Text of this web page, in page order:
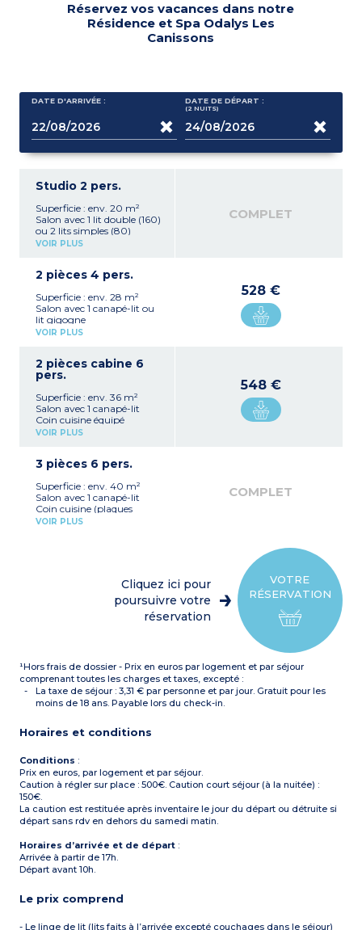
Réservez vos vacances dans notre
Résidence et Spa Odalys Les
Canissons
DATE D'ARRIVÉE : DATE DE DÉPART :
(2 NUITS)
Studio 2 pers.
Superficie : env. 20 m²
Salon avec 1 lit double (160)
ou 2 lits simples (80)
Coin cuisine
ondes combiné grill, bouilloire électrique,
capsules - pas de lave-
vaisselle)
Salle de bain avec douche
Balcon
avec un appartement 2
pièces 4 personnes
VOIR PLUS
COMPLET
2 pièces 4 pers.
Superficie : env. 28 m²
Salon avec 1 canapé-lit ou
lit gigogne
Coin cuisine équipé
combiné grill, bouilloire
électrique, grille-pain,
vaisselle)
Chambre avec 1 lit double
ou lit zippé (2x80)
Salle de bain avec douche
4 appartements
communiquent avec un
3 appartements PMR
VOIR PLUS
528 €
2 pièces cabine 6
pers.
Superficie : env. 36 m²
Salon avec 1 canapé-lit
Coin cuisine équipé
(plaques vitrocéramiques,
électrique, grille-pain,
vaisselle)
Chambre avec 1 lit double
(160) ou 2 lits simples
(2x80)
3 appartements PMR
VOIR PLUS
548 €
3 pièces 6 pers.
Superficie : env. 40 m²
Salon avec 1 canapé-lit
Coin cuisine (plaques
vitrocéramiques,
Chambre avec 1 lit double
Chambre avec 2 lits
WC
Balcon ou terrasse
VOIR PLUS
COMPLET
VOTRE
RÉSERVATION
Cliquez ici pour
poursuivre votre
réservation
¹Hors frais de dossier - Prix en euros par logement et par séjour
comprenant toutes les charges et taxes, excepté :
La taxe de séjour : 3,31 € par personne et par jour. Gratuit pour les
moins de 18 ans. Payable lors du check-in.
Horaires et conditions
Conditions :
Prix en euros, par logement et par séjour.
Caution à régler sur place : 500€. Caution court séjour (à la nuitée) :
150€.
La caution est restituée après inventaire le jour du départ ou détruite si
départ sans rdv en dehors du samedi matin.
Horaires d’arrivée et de départ :
Arrivée à partir de 17h.
Départ avant 10h.
Le prix comprend
- Le linge de lit (lits faits à l’arrivée excepté couchages dans le séjour)